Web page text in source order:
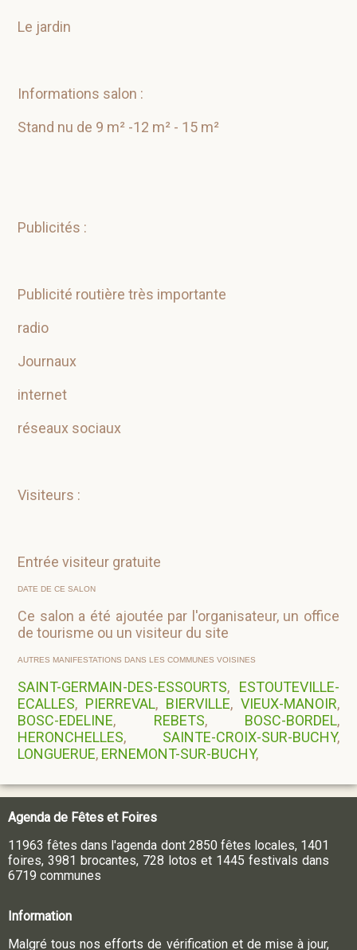
Le jardin
Informations salon :
Stand nu de 9 m² -12 m² - 15 m²
Publicités :
Publicité routière très importante
radio
Journaux
internet
réseaux sociaux
Visiteurs :
Entrée visiteur gratuite
DATE DE CE SALON
Ce salon a été ajoutée par l'organisateur, un office
de tourisme ou un visiteur du site
AUTRES MANIFESTATIONS DANS LES COMMUNES VOISINES
SAINT-GERMAIN-DES-ESSOURTS, ESTOUTEVILLE-
ECALLES, PIERREVAL, BIERVILLE, VIEUX-MANOIR,
BOSC-EDELINE, REBETS, BOSC-BORDEL,
HERONCHELLES, SAINTE-CROIX-SUR-BUCHY,
LONGUERUE, ERNEMONT-SUR-BUCHY,
Agenda de Fêtes et Foires
11963 fêtes dans l'agenda dont 2850 fêtes locales, 1401
foires, 3981 brocantes, 728 lotos et 1445 festivals dans
6719 communes
Information
Malgré tous nos efforts de vérification et de mise à jour,